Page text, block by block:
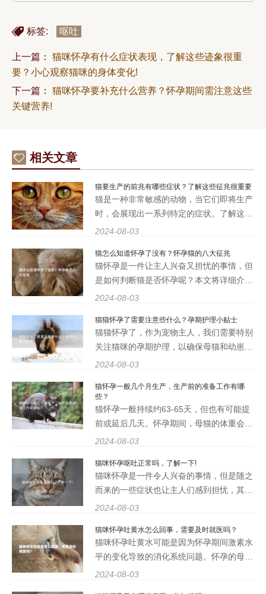
标签: 呕吐
上一篇： 猫咪怀孕有什么症状表现，了解这些迹象很重
要？小心观察猫咪的身体变化!
下一篇： 猫咪怀孕要补充什么营养？怀孕期间需注意这些
关键营养!
相关文章
猫要生产的前兆有哪些症状？了解这些征兆很重要
猫是一种非常敏感的动物，当它们即将生产
时，会展现出一系列特定的症状。了解这些
征兆对于及时准备迎接新生小猫至关重要。
状。 行为改变 猫要生产时，它们的行为会
发生一些明显的改变
2024-08-03
猫怎么知道怀孕了没有？怀孕猫的八大征兆
猫怀孕是一件让主人兴奋又担忧的事情，但
是如何判断猫是否怀孕呢？本文将详细介绍
猫怀孕的八大征兆，帮助主人们更好地了解
一、乳头颜色变化 怀孕后，猫咪的乳头颜
色会发生变化，通常会变
2024-08-03
猫猫怀孕了需要注意些什么？孕期护理小贴士
猫猫怀孕了，作为宠物主人，我们需要特别
关注猫咪的孕期护理，以确保母猫和幼崽的
健康。孕期护理对于猫猫来说尤为重要，因
化。我们将探讨猫猫怀孕了需要注意些什
么？以及孕期护理小贴士，帮
2024-08-03
猫怀孕一般几个月生产，生产前的准备工作有哪
些？
猫怀孕一般持续约63-65天，但也有可能提
前或延后几天。怀孕期间，母猫的体重会逐
渐增加，乳房也会变得更加丰满。在怀孕的
状，这些都是正常的生理反应。 当母猫即
将生产时，她会寻找一个安
2024-08-03
猫咪怀孕呕吐正常吗，了解一下!
猫咪怀孕是一件令人兴奋的事情，但是随之
而来的一些症状也让主人们感到担忧，其中
包括呕吐。那么，猫咪怀孕呕吐正常吗？我
呕吐的原因 猫咪怀孕期间，由于激素水平
的改变和胎儿的发育，可
2024-08-03
猫咪怀孕吐黄水怎么回事，需要及时就医吗？
猫咪怀孕吐黄水可能是因为怀孕期间激素水
平的变化导致的消化系统问题。怀孕的母猫
会经历身体的一系列变化，包括消化系统的
2024-08-03